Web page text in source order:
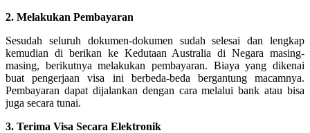
2. Melakukan Pembayaran
Sesudah seluruh dokumen-dokumen sudah selesai dan lengkap
kemudian di berikan ke Kedutaan Australia di Negara masing-
masing, berikutnya melakukan pembayaran. Biaya yang dikenai
buat pengerjaan visa ini berbeda-beda bergantung macamnya.
Pembayaran dapat dijalankan dengan cara melalui bank atau bisa
juga secara tunai.
3. Terima Visa Secara Elektronik